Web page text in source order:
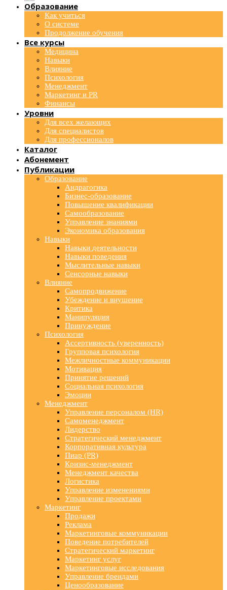
Образование
Как учиться
О системе
Продолжение обучения
Все курсы
Медицина
Навыки
Влияние
Психология
Менеджмент
Маркетинг и PR
Финансы
Уровни
Для всех желающих
Для специалистов
Для профессионалов
Каталог
Абонемент
Публикации
Образование
Андрагогика
Бизнес-образование
Повышение квалификации
Самообразование
Управление знаниями
Экономика образования
Навыки
Навыки деятельности
Навыки поведения
Мыслительные навыки
Сенсорные навыки
Влияние
Самопродвижение
Убеждение и внушение
Критика
Манипуляция
Принуждение
Психология
Ассертивность (уверенность)
Групповая психология
Межличностные коммуникации
Мотивация
Принятие решений
Социальная психология
Эмоции
Менеджмент
Управление персоналом (HR)
Самоменеджмент
Лидерство
Стратегический менеджмент
Корпоративная культура
Пиар (PR)
Кризис-менеджмент
Менеджмент качества
Логистика
Управление изменениями
Управление проектами
Маркетинг
Продажи
Реклама
Маркетинговые коммуникации
Поведение потребителей
Стратегический маркетинг
Маркетинг услуг
Маркетинговые исследования
Управление брендами
Ценообразование